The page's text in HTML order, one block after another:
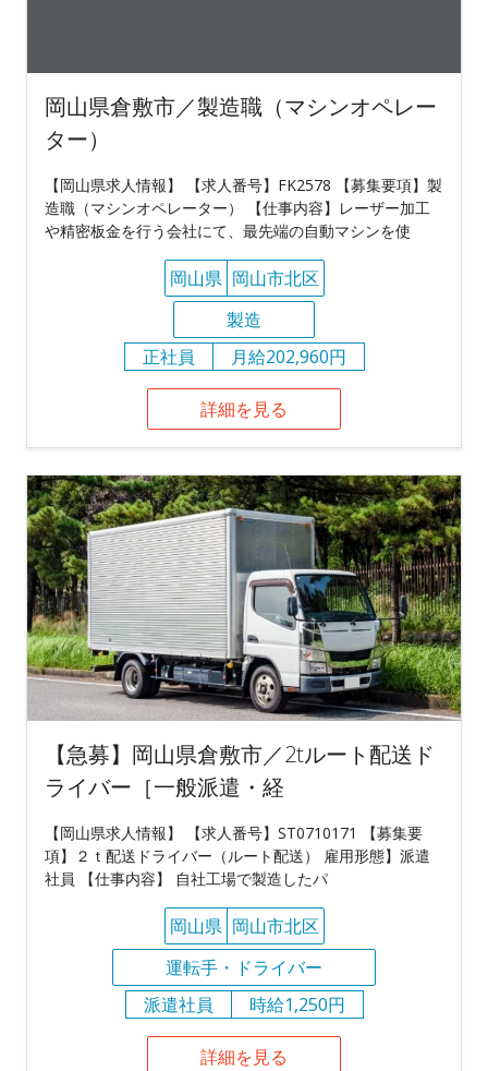
岡山県倉敷市／製造職（マシンオペレー
ター）
【岡山県求人情報】 【求人番号】FK2578 【募集要項】製
造職（マシンオペレーター） 【仕事内容】レーザー加工
や精密板金を行う会社にて、最先端の自動マシンを使
岡山県 岡山市北区
製造
正社員
月給202,960円
詳細を見る
【急募】岡山県倉敷市／2tルート配送ド
ライバー［一般派遣・経
【岡山県求人情報】 【求人番号】ST0710171 【募集要
項】２ｔ配送ドライバー（ルート配送） 雇用形態】派遣
社員 【仕事内容】 自社工場で製造したパ
岡山県 岡山市北区
運転手・ドライバー
派遣社員
時給1,250円
詳細を見る